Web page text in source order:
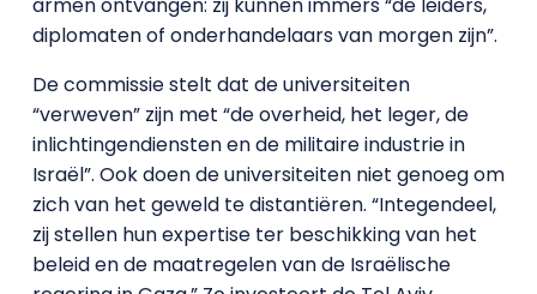
diplomaten of onderhandelaars van morgen zijn”.
De commissie stelt dat de universiteiten
“verweven” zijn met “de overheid, het leger, de
inlichtingendiensten en de militaire industrie in
Israël”. Ook doen de universiteiten niet genoeg om
zich van het geweld te distantiëren. “Integendeel,
zij stellen hun expertise ter beschikking van het
beleid en de maatregelen van de Israëlische